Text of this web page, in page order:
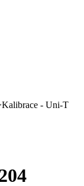
Kalibrace - Uni-T